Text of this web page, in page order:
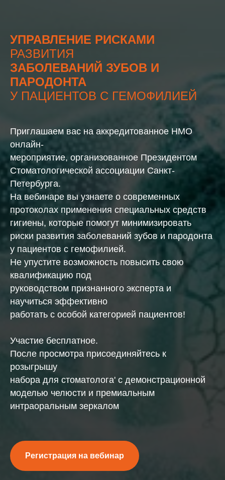
УПРАВЛЕНИЕ РИСКАМИ
РАЗВИТИЯ
ЗАБОЛЕВАНИЙ ЗУБОВ И
ПАРОДОНТА
У ПАЦИЕНТОВ С ГЕМОФИЛИЕЙ
Приглашаем вас на аккредитованное НМО
онлайн-
мероприятие, организованное Президентом
Стоматологической ассоциации Санкт-
Петербурга.
На вебинаре вы узнаете о современных
протоколах применения специальных средств
гигиены, которые помогут минимизировать
риски развития заболеваний зубов и пародонта
у пациентов с гемофилией.
Не упустите возможность повысить свою
квалификацию под
руководством признанного эксперта и
научиться эффективно
работать с особой категорией пациентов!
Участие бесплатное.
После просмотра присоединяйтесь к
розыгрышу
набора для стоматолога' с демонстрационной
моделью челюсти и премиальным
интраоральным зеркалом
Регистрация на вебинар